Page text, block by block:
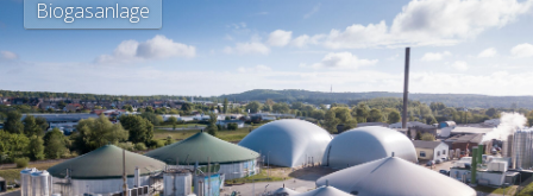
ÜBERSPRINGEN
Biogasanlage